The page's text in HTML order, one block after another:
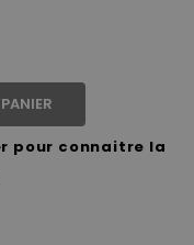
pour connaitre la